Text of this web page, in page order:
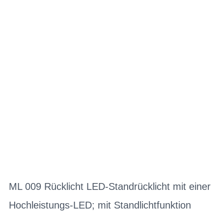
ML 009 Rücklicht LED-Standrücklicht mit einer
Hochleistungs-LED; mit Standlichtfunktion